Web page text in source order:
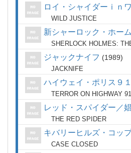
ロイ・シャイダーｉｎ
WILD JUSTICE
新シャーロック・ホー
SHERLOCK HOLMES:
ジャックナイフ 1989
JACKNIFE
ハイウェイ・ポリス９１
TERROR ON HIGHWAY 91
レッド・スパイダー／
THE RED SPIDER
キバリーヒルズ・コッ
CASE CLOSED